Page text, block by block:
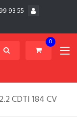
93 55
0
CDTI 184 CV